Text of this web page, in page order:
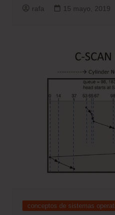
rafa 15 mayo, 2019
conceptos de sistemas